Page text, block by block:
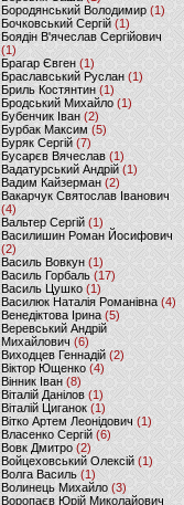
Бородянський Володимир (1)
Бочковський Сергій (1)
Боядін В'ячеслав Сергійович
(1)
Брагар Євген (1)
Браславський Руслан (1)
Бриль Костянтин (1)
Бродський Михайло (1)
Бубенчик Іван(2)
Бурбак Максим (5)
Буряк Сергій (7)
Бусарєв Вячеслав (1)
Вадатурський Андрій (1)
Вадим Кайзерман (2)
Вакарчук Святослав Іванович
(4)
Вальтер Сергій (1)
Василишин Роман Йосифович
(2)
Василь Вовкун (1)
Василь Горбаль (17)
Василь Цушко (1)
Василюк Наталія Романівна (4)
Венедіктова Ірина(5)
Веревський Андрій
Михайлович (6)
Виходцев Геннадій (2)
Віктор Ющенко (4)
Вінник Іван (8)
Віталій Данілов (1)
Віталій Циганок (1)
Вітко Артем Леонідович(1)
Власенко Сергій (6)
Вовк Дмитро(2)
Войцеховський Олексій(1)
Волга Василь (1)
Волинець Михайло (3)
Воропаєв Юрій Миколайович